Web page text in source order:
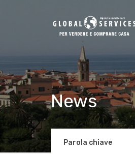
News
Parola chiave